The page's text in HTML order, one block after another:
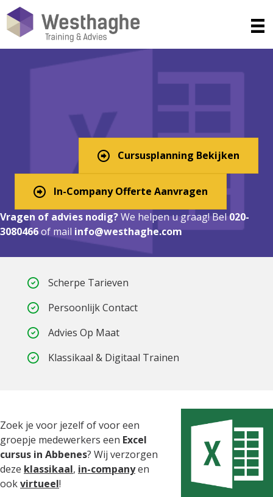
Excel Cursus in Abbenes?
Klassikaal!
Cursusplanning Bekijken
In-Company Offerte Aanvragen
Vragen of advies nodig?We helpen u graag! Bel020-
3080466of mail info@westhaghe.com
Scherpe Tarieven
Persoonlijk Contact
Advies Op Maat
Klassikaal & Digitaal Trainen
Zoek je voor jezelf of voor een
groepje medewerkers een Excel
cursus in Abbenes? Wij verzorgen
deze klassikaal, in-companyen
ookvirtueel!